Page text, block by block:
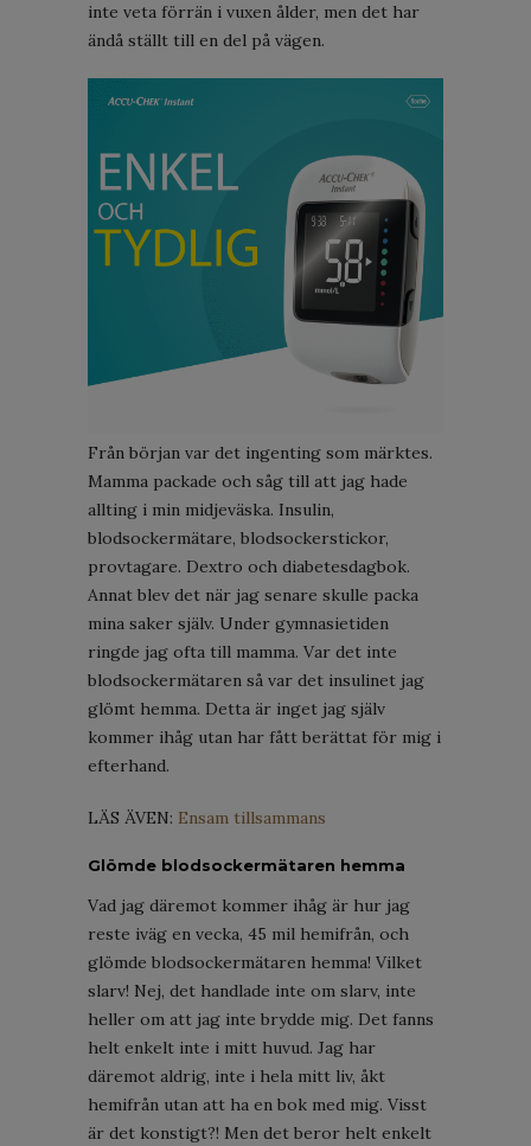
inte veta förrän i vuxen ålder, men det har
ändå ställt till en del på vägen.
Från början var det ingenting som märktes.
Mamma packade och såg till att jag hade
allting i min midjeväska. Insulin,
blodsockermätare, blodsockerstickor,
provtagare. Dextro och diabetesdagbok.
Annat blev det när jag senare skulle packa
mina saker själv. Under gymnasietiden
ringde jag ofta till mamma. Var det inte
blodsockermätaren så var det insulinet jag
glömt hemma. Detta är inget jag själv
kommer ihåg utan har fått berättat för mig i
efterhand.
LÄS ÄVEN: Ensam tillsammans
Glömde blodsockermätaren hemma
Vad jag däremot kommer ihåg är hur jag
reste iväg en vecka, 45 mil hemifrån, och
glömde blodsockermätaren hemma! Vilket
slarv! Nej, det handlade inte om slarv, inte
heller om att jag inte brydde mig. Det fanns
helt enkelt inte i mitt huvud. Jag har
däremot aldrig, inte i hela mitt liv, åkt
hemifrån utan att ha en bok med mig. Visst
är det konstigt?! Men det beror helt enkelt